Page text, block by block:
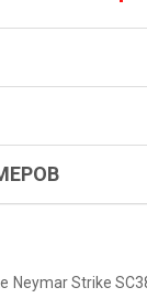
Neymar Strike